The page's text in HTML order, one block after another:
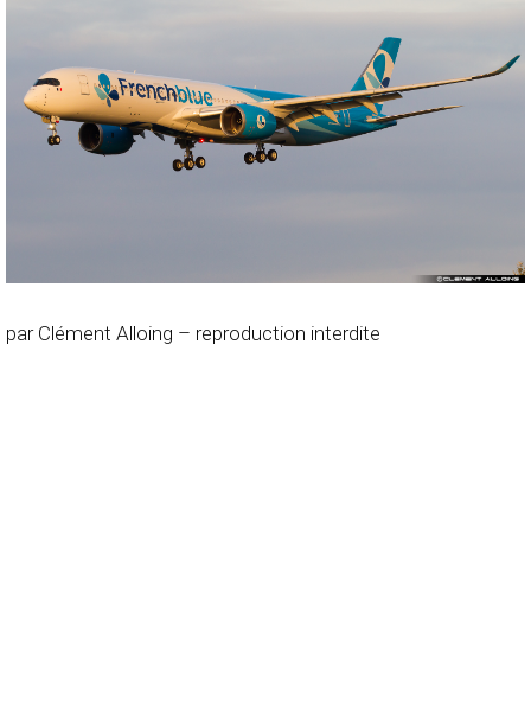
par Clément Alloing – reproduction interdite